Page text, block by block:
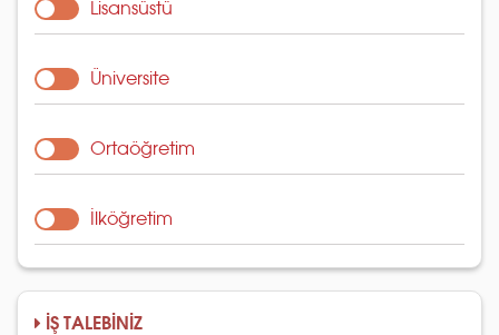
Lisansüstü
Üniversite
Ortaöğretim
İlköğretim
İŞ TALEBİNİZ